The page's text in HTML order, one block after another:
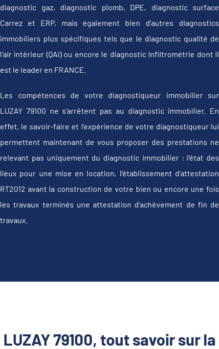
diagnostic gaz, diagnostic plomb, DPE, diagnostic surface
Carrez et ERP, mais également bien d'autres diagnostics
immobiliers plus spécifiques tels que le diagnostic qualité de
l'air intérieur (QAI) ou encore le diagnostic Infiltrométrie dont il
est le leader en FRANCE.
Les compétences de votre diagnostiqueur immobilier sur
LUZAY 79100 ne s'arrêtent pas au diagnostic immobilier. En
effet, le savoir-faire et l'expérience de votre diagnostiqueur lui
permettent maintenant de vous proposer des prestations ne
relevant pas uniquement du diagnostic immobilier : l'état des
lieux pour une mise en location, l'établissement d’attestation
RT2012 avant la construction de votre bien ou encore une fois
les travaux terminés une attestation d'achèvement de fin de
travaux.
LUZAY 79100, tout savoir sur la